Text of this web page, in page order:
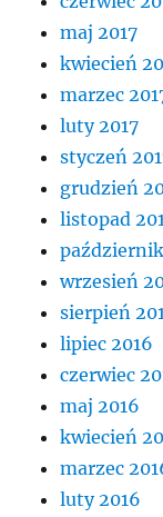
maj 2017
kwiecień
marzec
luty 2017
styczeń
grudzień
listopad
wrzesień
sierpień
lipiec 2016
czerwiec
maj 2016
kwiecień
marzec
luty 2016